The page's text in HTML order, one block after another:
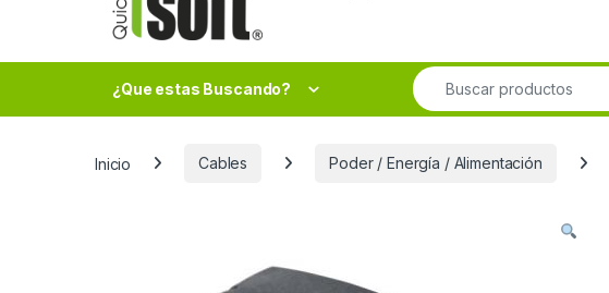
¿Que estas Buscando?
Search for:
Inicio Cables Poder / Energía / Alimentación